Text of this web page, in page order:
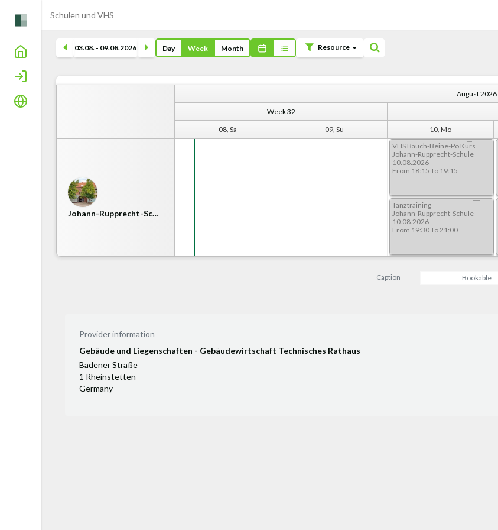
Home
Login
Schulen und VHS
03.08. - 09.08.2026 Day Week Month Resource
Johann-Rupprecht-Sc…
August 2026
Week 32
08, Sa 09, Su 10, Mo
VHS Bauch-Beine-Po Kurs
Johann-Rupprecht-Schule
10.08.2026
From 18:15 To 19:15
Tanztraining
Johann-Rupprecht-Schule
10.08.2026
From 19:30 To 21:00
Caption Bookable
Provider information
Gebäude und Liegenschaften - Gebäudewirtschaft Technisches Rathaus
Badener Straße
1 Rheinstetten
Germany